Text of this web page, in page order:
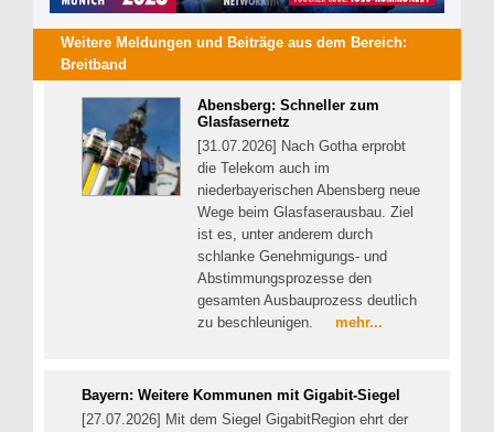
Weitere Meldungen und Beiträge aus dem Bereich:
Breitband
Abensberg: Schneller zum
Glasfasernetz
[31.07.2026] Nach Gotha erprobt
die Telekom auch im
niederbayerischen Abensberg neue
Wege beim Glasfaserausbau. Ziel
ist es, unter anderem durch
schlanke Genehmigungs- und
Abstimmungsprozesse den
gesamten Ausbauprozess deutlich
zu beschleunigen. mehr...
Bayern: Weitere Kommunen mit Gigabit-Siegel
[27.07.2026] Mit dem Siegel GigabitRegion ehrt der